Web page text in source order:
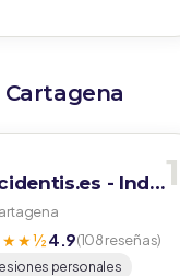
1
Accidentis.es - Indemnizaciones de Tráfico
4.9(108 reseñas)
personales